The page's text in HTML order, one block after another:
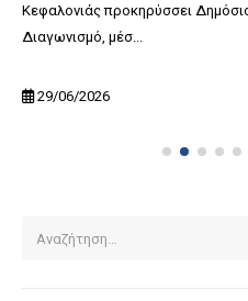
Κεφαλονιάς προκηρύσσει
Διαγωνισμό, μέσ...
29/06/2026